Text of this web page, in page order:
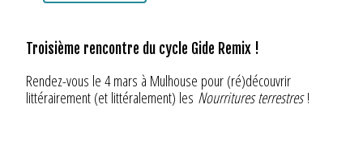
Troisième rencontre du cycle Gide Remix !
Rendez-vous le 4 mars à Mulhouse pour (ré)découvrir
littérairement (et littéralement) les Nourritures terrestres!